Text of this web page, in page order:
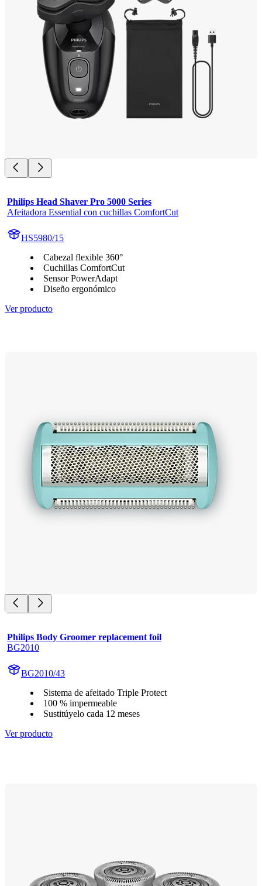
Philips Head Shaver Pro 5000 Series
Afeitadora Essential con cuchillas ComfortCut
HS5980/15
Cabezal flexible 360°
Cuchillas ComfortCut
Sensor PowerAdapt
Diseño ergonómico
Ver producto
Philips Body Groomer replacement foil
BG2010
BG2010/43
Sistema de afeitado Triple Protect
100 % impermeable
Sustitúyelo cada 12 meses
Ver producto